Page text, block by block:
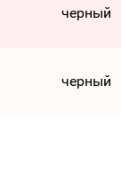
черный
черный